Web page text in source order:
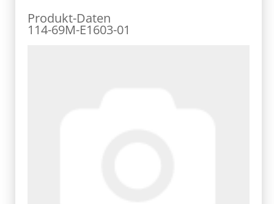
Produkt-Daten
114-69M-E1603-01